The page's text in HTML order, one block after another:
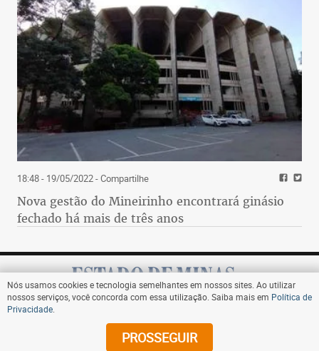
18:48 - 19/05/2022- Compartilhe
Nova gestão do Mineirinho encontrará ginásio
fechado há mais de três anos
Assine
Nós usamos cookies e tecnologia semelhantes em nossos sites. Ao utilizar
nossos serviços, você concorda com essa utilização. Saiba mais em Política de
Privacidade
PROSSEGUIR